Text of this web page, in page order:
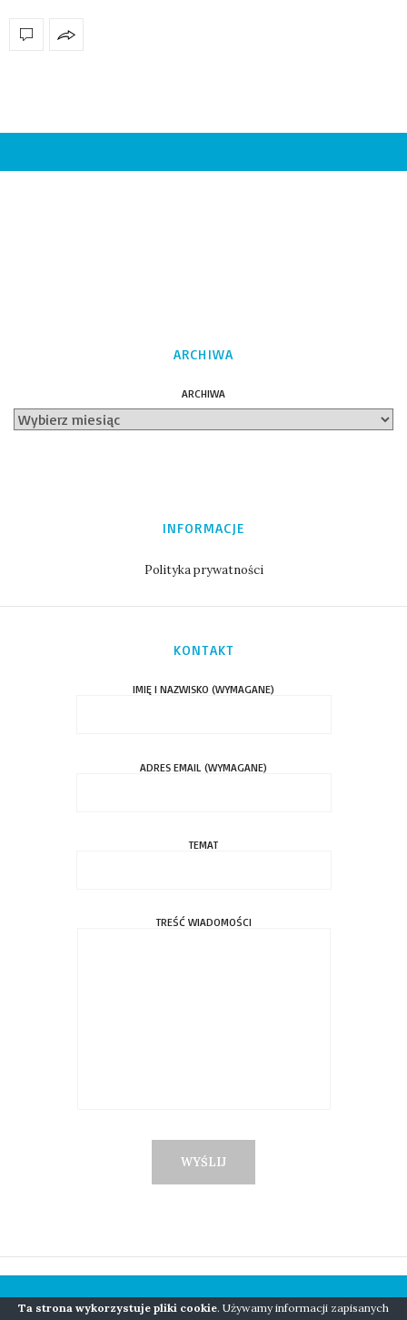
ARCHIWA
ARCHIWA
INFORMACJE
Polityka prywatności
KONTAKT
IMIĘ I NAZWISKO (WYMAGANE)
ADRES EMAIL (WYMAGANE)
TEMAT
TREŚĆ WIADOMOŚCI
Ta strona wykorzystuje pliki cookie. Używamy informacji zapisanych